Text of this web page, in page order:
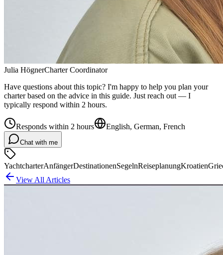
Julia HögnerCharter Coordinator
Have questions about this topic? I'm happy to help you plan your
charter based on the advice in this guide. Just reach out — I
typically respond within 2 hours.
Responds within 2 hours English, German, French
Chat with me
YachtcharterAnfängerDestinationenSegelnReiseplanungKroatien
View All Articles